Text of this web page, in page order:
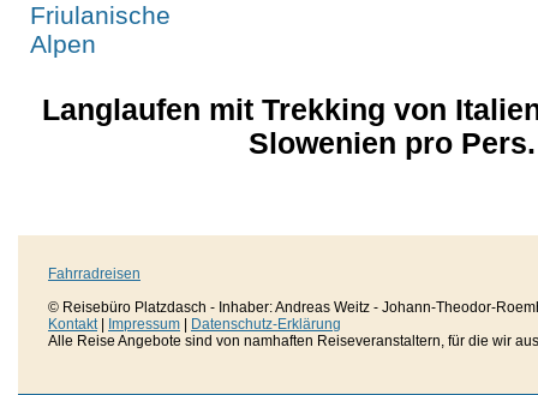
Langlaufen mit Trekking von
Slowenien pro
Fahrradreisen
© Reisebüro Platzdasch - Inhaber: Andreas Weitz - Johann-Theodor-
Kontakt| Impressum
Datenschutz-Erklärung
Alle Reise Angebote sind von namhaften Reiseveranstaltern, für die wir